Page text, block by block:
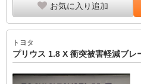
お気に入り追加
トヨタ
プリウス 1.8 X 衝突被害軽減ブレ